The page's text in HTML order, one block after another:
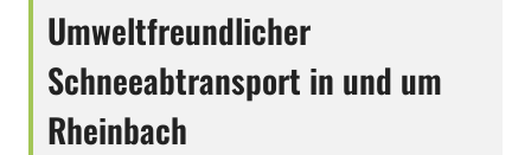
Umweltfreundlicher
Schneeabtransport in und um
Rheinbach